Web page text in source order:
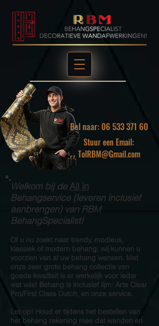
Stuur een Email:
TolRBM@Gmail.com
Bel naar: 06 533 371 60
Welkom bij deAll in
Behangservice (leveren inclusief
aanbrengen) van RBM
BehangSpecialist!
Of u nu zoekt naar trendy, modieus,
klassiek of modern behang, wij kunnen u
voorzien van al uw behang wensen. Met
onze zeer grote behang collectie van
goede kwaliteit is er werkelijk voor ieder
wat wils! Behang is inclusief lijm: Arte Clear
Pro/First Class Dutch, en onze service.
Let op! Houd er tijdens het bestellen van
het behang rekening mee dat wanden en